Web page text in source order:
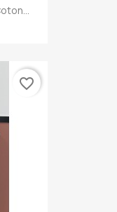
favorite_border